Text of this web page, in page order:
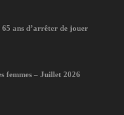
65 ans d’arrêter de jouer
femmes – Juillet 2026